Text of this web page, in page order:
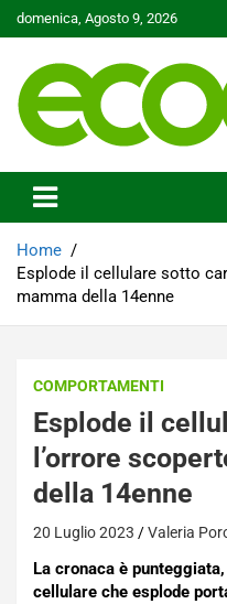
Skip
to
domenica, Agosto 9, 2026
Ecoo.it
Home
Esplode il cellulare sotto
mamma della 14enne
COMPORTAMENTI
Esplode il
l’orrore
della 14enne
20 Luglio 2023 Valeria
La cronaca è
cellulare che esplode